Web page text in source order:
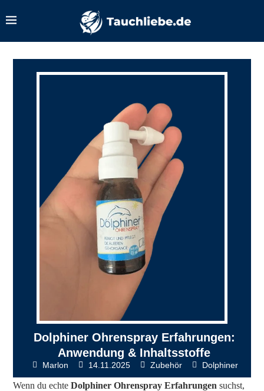
Dolphiner Ohrenspray Erfahrungen:
Anwendung & Inhaltsstoffe
Marlon 14.11.2025 Zubehör Dolphiner
Wenn du echteDolphiner Ohrenspray Erfahrungen suchst,